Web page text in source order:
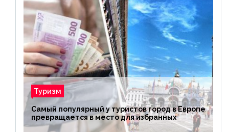
Туризм
Самый популярный у туристов город в Европе
превращается в место для избранных